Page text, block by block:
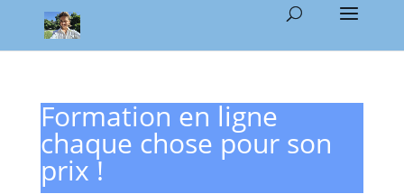
Formation en ligne
chaque chose pour son
prix !